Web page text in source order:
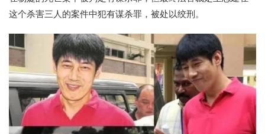
这个杀害三人的案件中犯有谋杀罪，被处以绞刑。